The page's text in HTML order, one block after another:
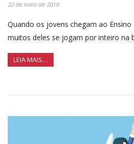
22 de maio de 2019
Quando os jovens chegam ao
muitos deles se jogam por inteiro na
LEIA MAIS…